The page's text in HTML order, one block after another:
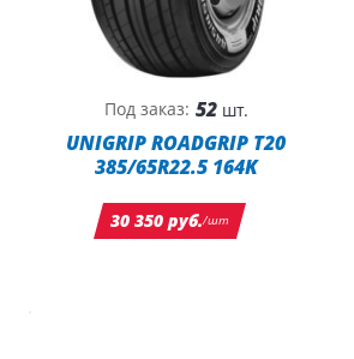
Под заказ: 52шт.
UNIGRIP ROADGRIP T20
385/65R22.5 164K
30 350 руб./шт